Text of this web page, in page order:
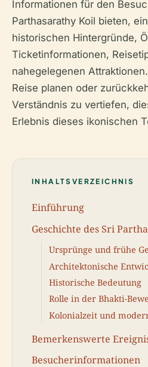
Informationen für den
Parthasarathy Koil bieten,
historischen Hintergründe,
Ticketinformationen,
nahegelegenen
Reise planen oder
Verständnis zu vertiefen,
Erlebnis dieses ikonischen
INHALTSVERZEICHNIS
Einführung
Geschichte des Sri
Ursprünge und frühe
Architektonische
Historische Bedeutung
Rolle in der Bhakti-
Kolonialzeit und
Bemerkenswerte
Besucherinformationen